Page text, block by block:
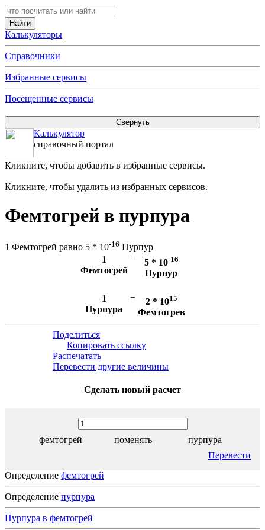
Калькуляторы
Справочники
Избранные сервисы
Посещенные сервисы
Калькулятор
справочный портал
Кликните, чтобы добавить в избранные сервисы.
Кликните, чтобы удалить из избранных сервисов.
Фемтогрей в пурпура
1 Фемтогрей равно 5 * 10-16 Пурпур
1
Фемтогрей
= 5 * 10-16
Пурпур
1
Пурпура
= 2 * 1015
Фемтогрев
Поделиться
Копировать ссылку
Распечатать
Перевести другие величины
Сделать новый расчет
фемтогрей поменять
пурпура
Перевести
Определение фемтогрей
Определение пурпура
Пурпура в фемтогрей